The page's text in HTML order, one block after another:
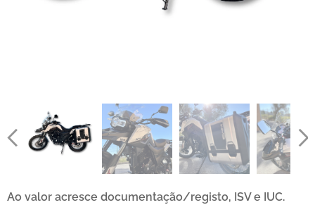
Ao valor acresce documentação/registo, ISV e IUC.